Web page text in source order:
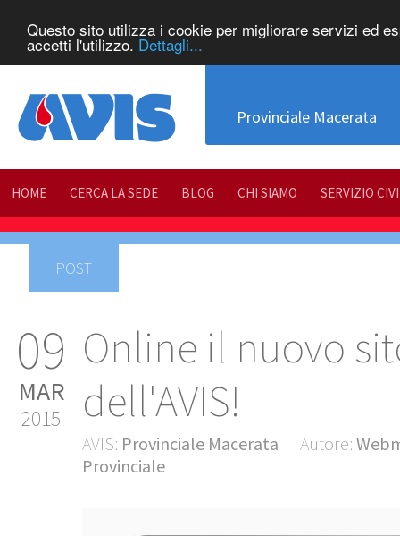
Questo sito utilizza i cookie per migliorare servizi ed
accetti l'utilizzo. Dettagli...
Provinciale Macerata
HOME CERCA LA SEDE BLOG CHI SIAMO SERVIZIO
POST
09
MAR
2015
Online il nuovo
dell'AVIS!
AVIS: Provinciale Macerata Autore:
Provinciale